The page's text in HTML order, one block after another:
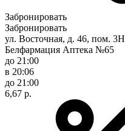
Забронировать
Забронировать
ул. Восточная, д. 46, пом. 3Н
Белфармация Аптека №65
до 21:00
в 20:06
до 21:00
6,67 р.